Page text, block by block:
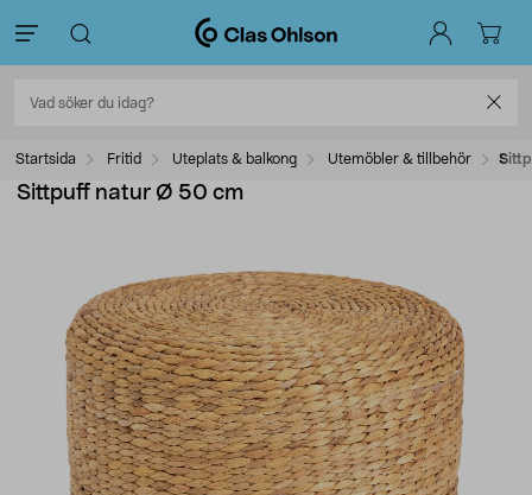
Startsida Fritid Uteplats & balkong Utemöbler & tillbehör
Sittpuff natur Ø 50 cm